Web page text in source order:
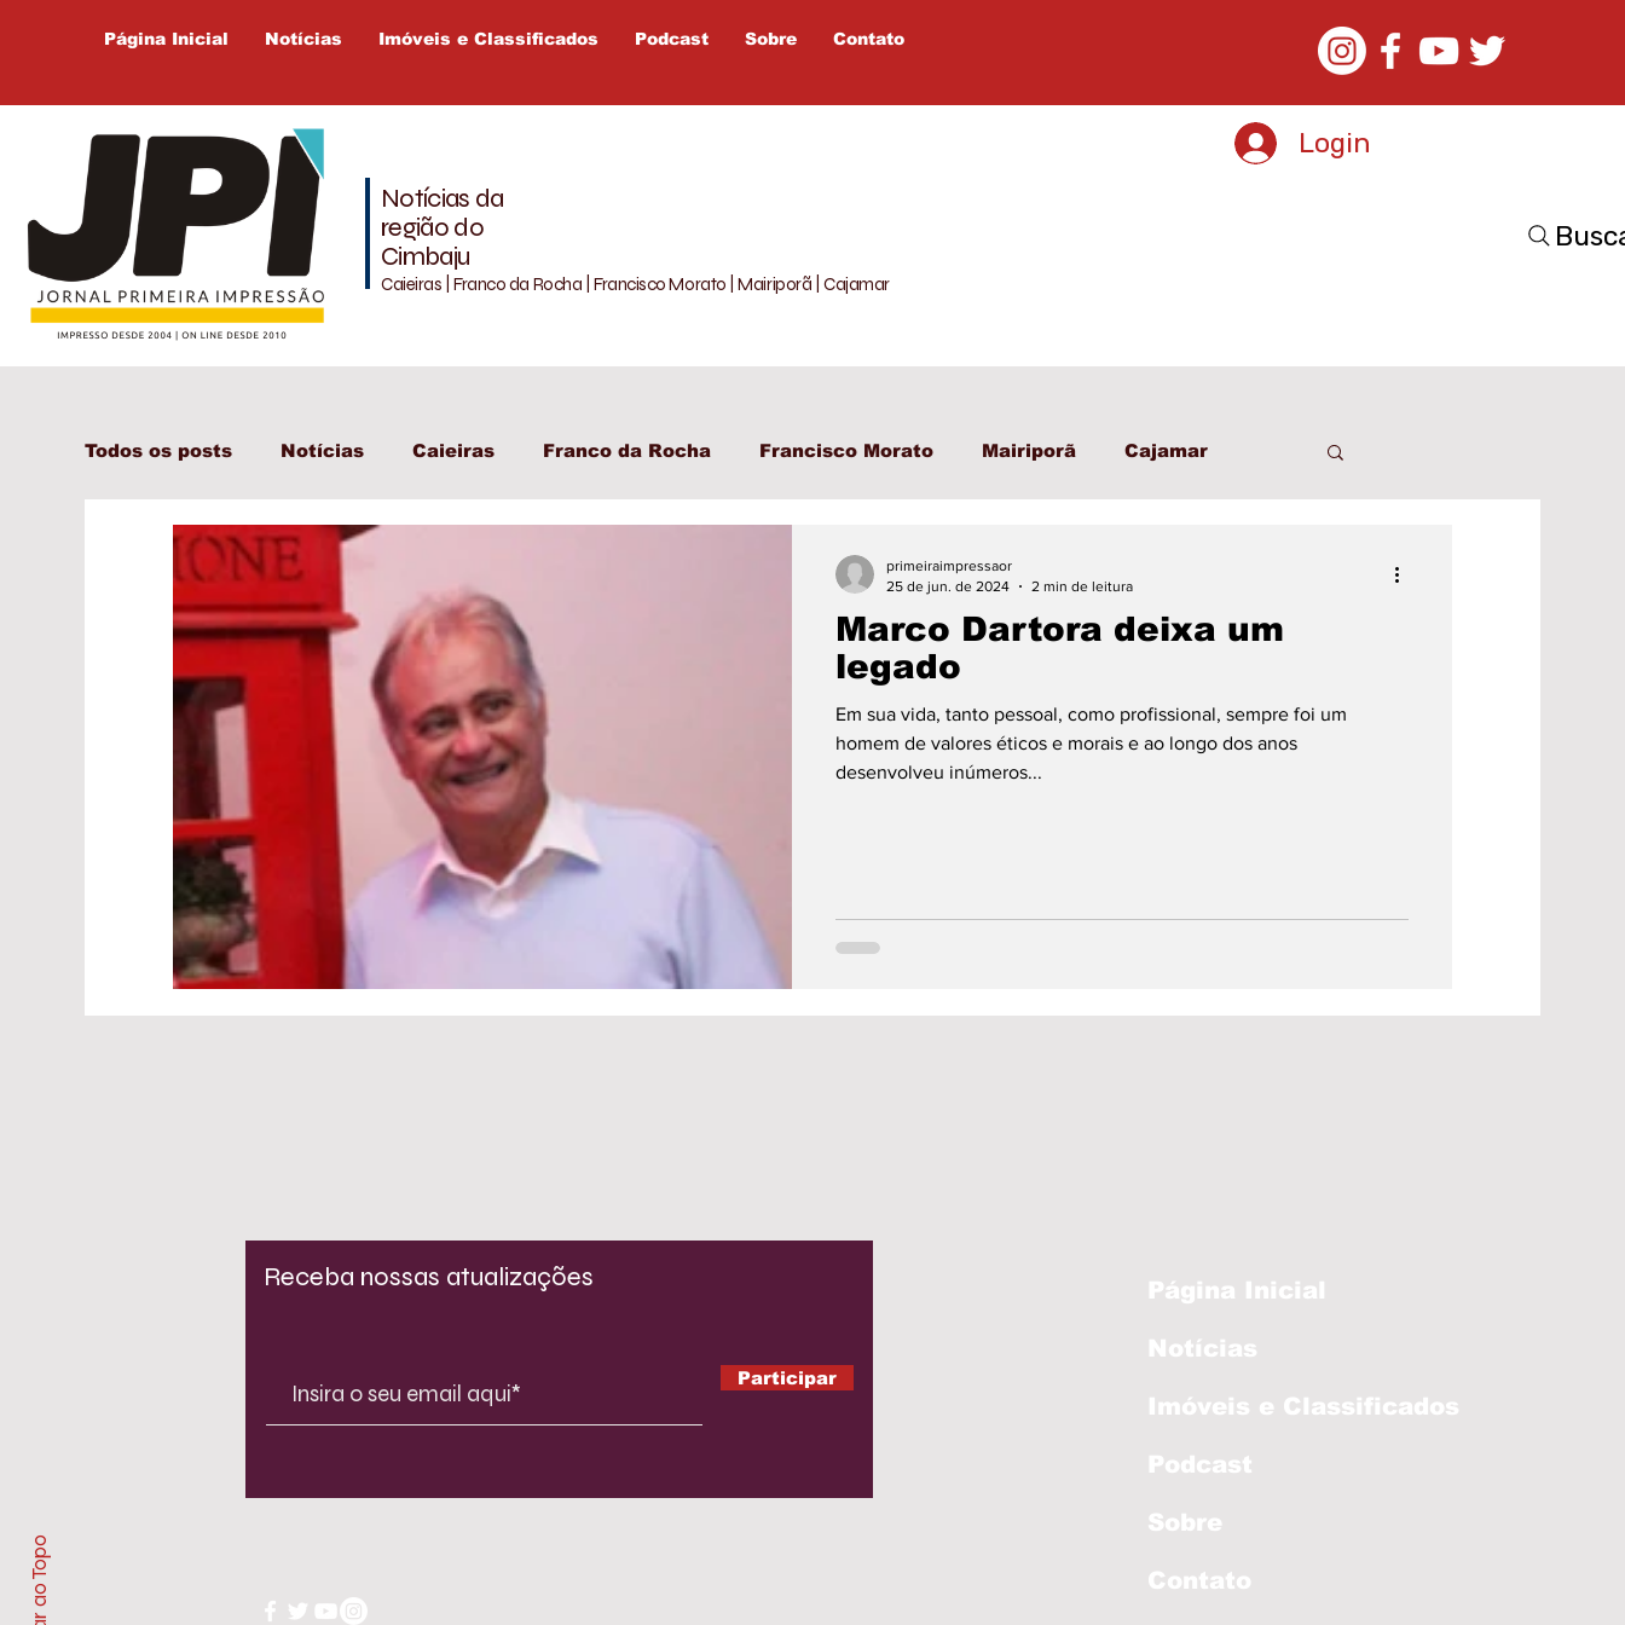
Página Inicial Notícias Imóveis e Classificados Podcast Sobre Contato
Notícias da
região do
Cimbaju
Caieiras | Franco da Rocha | Francisco Morato | Mairiporã | Cajamar
Login
Todos os posts Notícias Caieiras Franco da Rocha Francisco Morato Mairiporã Cajamar
Cimbaju Legislativo
Polícia PodCast Informe Publicitário Cultura Municípios Prefeitura
São Paulo eleições 24 Obras Escolas Eleições Região
Marco Dartora deixa um
legado
Em sua vida, tanto pessoal, como profissional, sempre foi um
homem de valores éticos e morais e ao longo dos anos
desenvolveu inúmeros...
primeiraimpressaor
25 de jun. de 2024
2 min de leitura
Receba nossas atualizações
Participar
Página Inicial
Notícias
Imóveis e Classificados
Podcast
Sobre
Contato